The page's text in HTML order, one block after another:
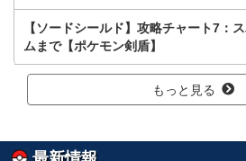
【ソードシールド】攻略チャート7：
ムまで【ポケモン剣盾】
もっと見る